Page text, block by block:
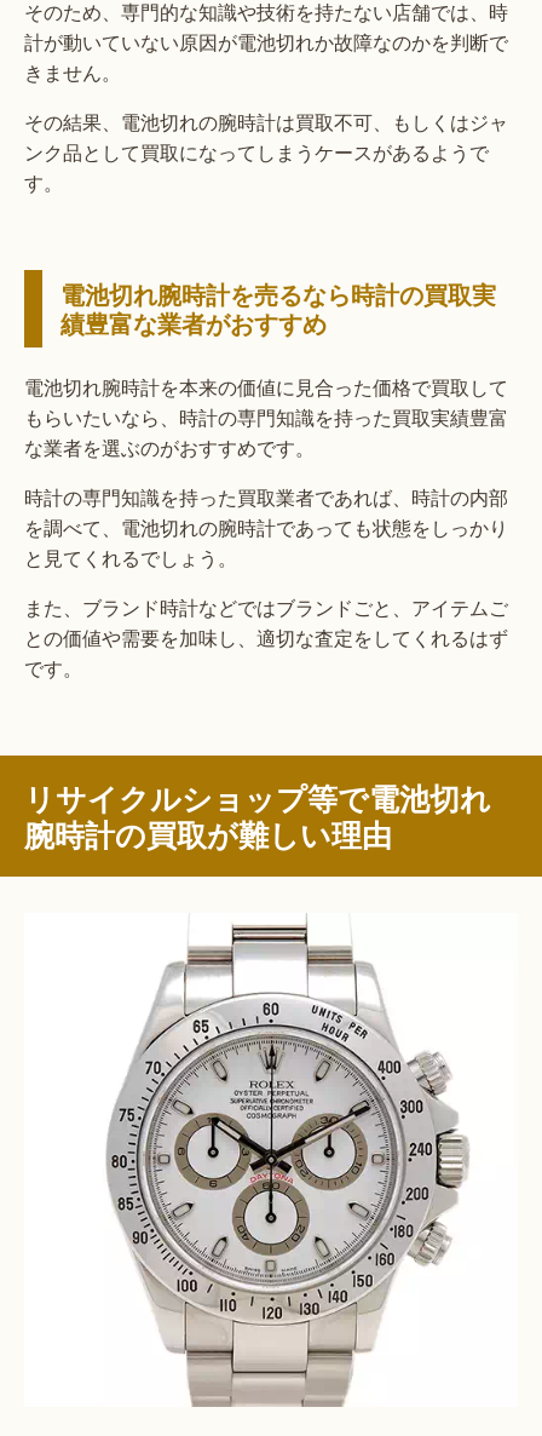
そのため、専門的な知識や技術を持たない店舗では、時
計が動いていない原因が電池切れか故障なのかを判断で
きません。
その結果、電池切れの腕時計は買取不可、もしくはジャ
ンク品として買取になってしまうケースがあるようで
す。
電池切れ腕時計を売るなら時計の買取実
績豊富な業者がおすすめ
電池切れ腕時計を本来の価値に見合った価格で買取して
もらいたいなら、時計の専門知識を持った買取実績豊富
な業者を選ぶのがおすすめです。
時計の専門知識を持った買取業者であれば、時計の内部
を調べて、電池切れの腕時計であっても状態をしっかり
と見てくれるでしょう。
また、ブランド時計などではブランドごと、アイテムご
との価値や需要を加味し、適切な査定をしてくれるはず
です。
リサイクルショップ等で電池切れ
腕時計の買取が難しい理由